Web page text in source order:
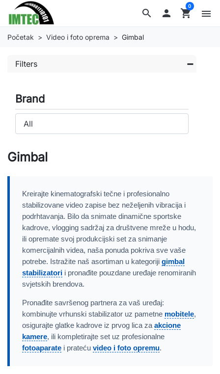
search  shopping_cart
0
menu
Početak Video i foto oprema Gimbal
Filters
Brand
Gimbal
Kreirajte kinematografski tečne i profesionalno
stabilizovane video zapise bez neželjenih vibracija i
podrhtavanja. Bilo da snimate dinamične sportske
kadrove, vlogging sadržaj za društvene mreže u hodu,
ili opremate svoj produkcijski set za snimanje
komercijalnih videa, naša ponuda pokriva sve vaše
potrebe. Istražite naš asortiman u kategoriji gimbal
stabilizatori i pronađite pouzdane uređaje renomiranih
svjetskih brendova.
Pronađite savršenog partnera za vaš uređaj:
kombinujte vrhunski stabilizator uz pametne mobitele,
osigurajte glatke kadrove iz prvog lica za akcione
kamere, ili kompletirajte set uz profesionalne
fotoaparate i prateću video i foto opremu.